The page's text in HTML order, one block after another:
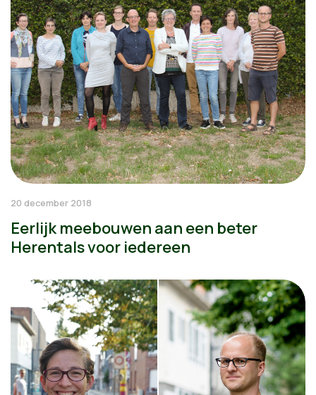
20 december 2018
Eerlijk meebouwen aan een beter
Herentals voor iedereen